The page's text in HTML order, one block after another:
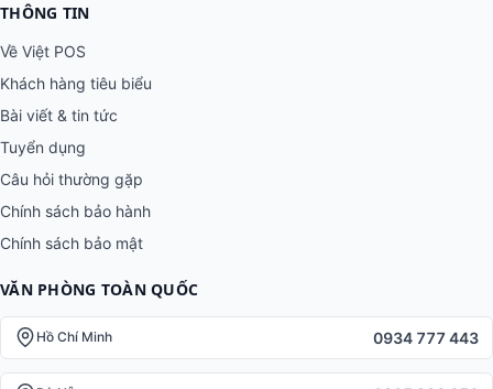
THÔNG TIN
Về Việt POS
Khách hàng tiêu biểu
Bài viết & tin tức
Tuyển dụng
Câu hỏi thường gặp
Chính sách bảo hành
Chính sách bảo mật
VĂN PHÒNG TOÀN QUỐC
Hồ Chí Minh 0934 777 443